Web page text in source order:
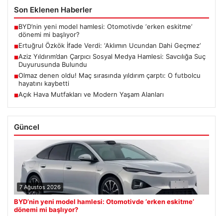
Son Eklenen Haberler
■BYD’nin yeni model hamlesi: Otomotivde ‘erken eskitme’
dönemi mi başlıyor?
■Ertuğrul Özkök İfade Verdi: ‘Aklımın Ucundan Dahi Geçmez’
■Aziz Yıldırım’dan Çarpıcı Sosyal Medya Hamlesi: Savcılığa Suç
Duyurusunda Bulundu
■Olmaz denen oldu! Maç sırasında yıldırım çarptı: O futbolcu
hayatını kaybetti
■Açık Hava Mutfakları ve Modern Yaşam Alanları
Güncel
7 Ağustos 2026
BYD’nin yeni model hamlesi: Otomotivde ‘erken eskitme’
dönemi mi başlıyor?